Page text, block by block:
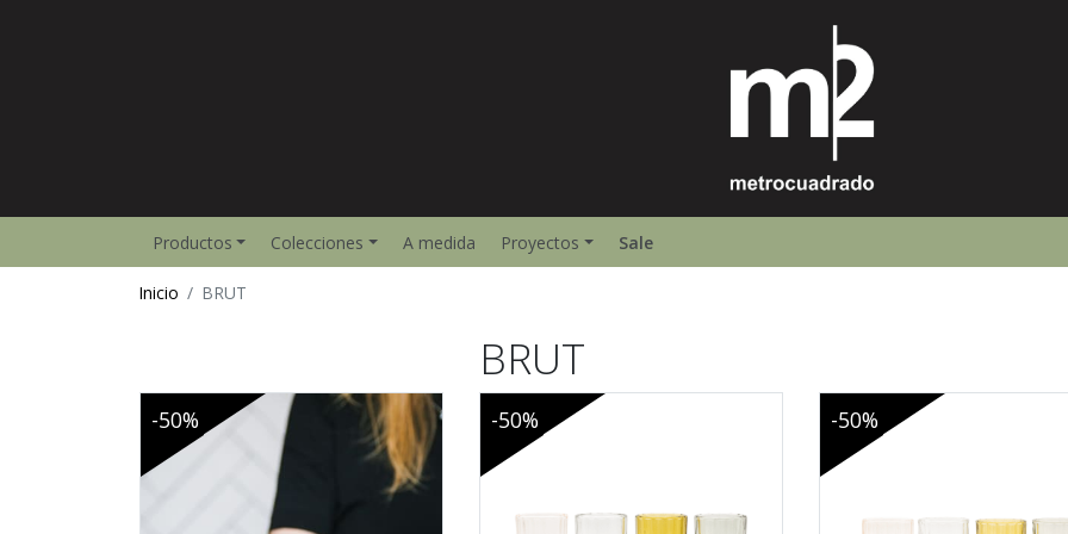
Productos Colecciones A medida Proyectos Sale
Inicio BRUT
BRUT
-50% -50% -50%